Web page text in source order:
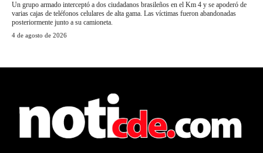
Un grupo armado interceptó a dos ciudadanos brasileños en el Km 4 y se apoderó de
varias cajas de teléfonos celulares de alta gama. Las víctimas fueron abandonadas
posteriormente junto a su camioneta.
4 de agosto de 2026